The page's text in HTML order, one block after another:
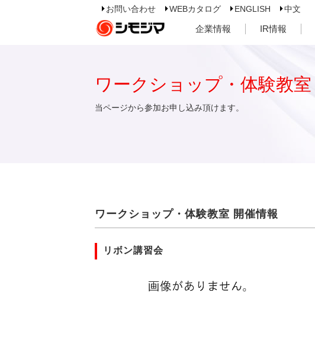
お問い合わせ WEBカタログ ENGLISH 中文
企業情報 IR情報
ワークショップ・体験教室
当ページから参加お申し込み頂けます。
ワークショップ・体験教室 開催情報
リボン講習会